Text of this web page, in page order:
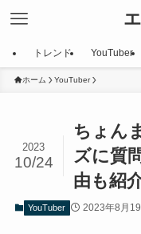
トレンド YouTuber
ホーム YouTuber
ちょん
ズに質
由も紹
2023
10/24
YouTuber 2023年8月19